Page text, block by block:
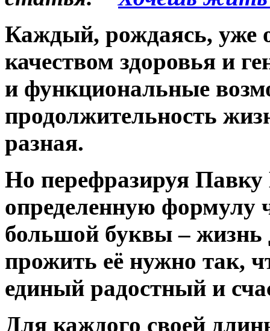
Каждый, рождаясь, уже
качеством здоровья и
и функциональные
продолжительность
разная.
Но перефразируя
определенную формулу
большой буквы – жизнь
прожить её нужно так,
единый радостный и
Для каждого своей